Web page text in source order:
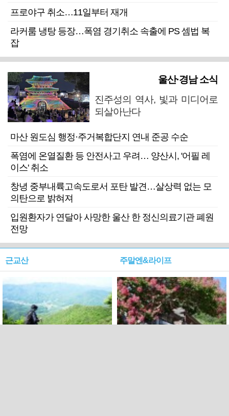
프로야구 취소…11일부터 재개
라커룸 냉탕 등장…폭염 경기취소 속출에 PS 셈법 복
잡
울산·경남 소식
진주성의 역사, 빛과 미디어로
되살아난다
마산 원도심 행정·주거복합단지 연내 준공 수순
폭염에 온열질환 등 안전사고 우려… 양산시, '어필 레
이스' 취소
창녕 중부내륙고속도로서 포탄 발견…살상력 없는 모
의탄으로 밝혀져
입원환자가 연달아 사망한 울산 한 정신의료기관 폐원
전망
근교산 주말엔&라이프